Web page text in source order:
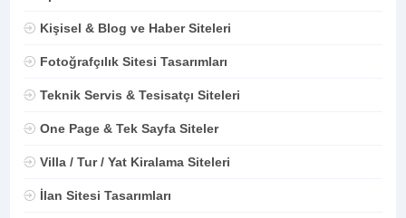
Kişisel & Blog ve Haber Siteleri
Fotoğrafçılık Sitesi Tasarımları
Teknik Servis & Tesisatçı Siteleri
One Page & Tek Sayfa Siteler
Villa / Tur / Yat Kiralama Siteleri
İlan Sitesi Tasarımları